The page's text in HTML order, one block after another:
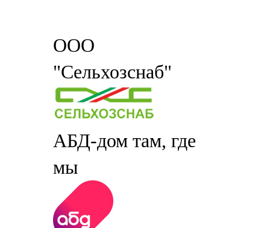
ООО
"Сельхозснаб"
АБД-дом там, где
мы